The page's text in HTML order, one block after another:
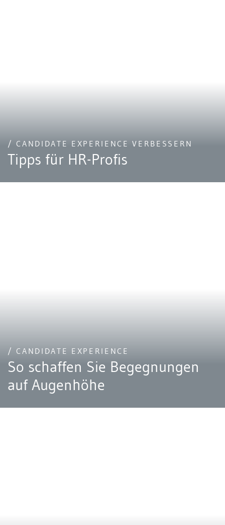
/ CANDIDATE EXPERIENCE VERBESSERN
Tipps für HR-Profis
/ CANDIDATE EXPERIENCE
So schaffen Sie Begegnungen
auf Augenhöhe